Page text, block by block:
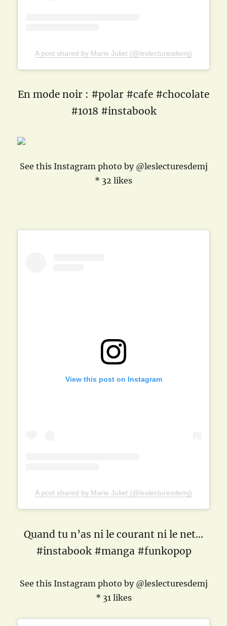
A post shared by Marie Juliet (@leslecturesdemj)
En mode noir : #polar #cafe #chocolate
#1018 #instabook
See this Instagram photo by @leslecturesdemj
* 32 likes
View this post on Instagram
A post shared by Marie Juliet (@leslecturesdemj)
Quand tu n’as ni le courant ni le net…
#instabook #manga #funkopop
See this Instagram photo by @leslecturesdemj
* 31 likes